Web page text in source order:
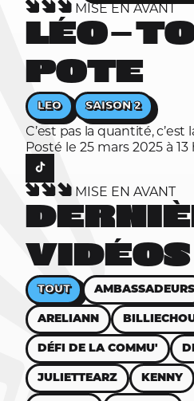
MISE EN AVANT
LÉO —
POTE
LEO SAISON 2
C’est pas la quantité,
Posté le 25 mars 2025 à
MISE EN AVANT
VIDÉOS
TOUT AMBASSADEURS
ARELIANN
DÉFI DE LA COMMU'
JULIETTEARZ KENNY